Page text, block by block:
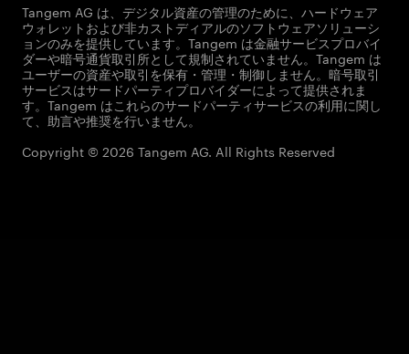
Tangem AG は、デジタル資産の管理のために、ハードウェア
ウォレットおよび非カストディアルのソフトウェアソリューシ
ョンのみを提供しています。Tangem は金融サービスプロバイ
ダーや暗号通貨取引所として規制されていません。Tangem は
ユーザーの資産や取引を保有・管理・制御しません。暗号取引
サービスはサードパーティプロバイダーによって提供されま
す。Tangem はこれらのサードパーティサービスの利用に関し
て、助言や推奨を行いません。